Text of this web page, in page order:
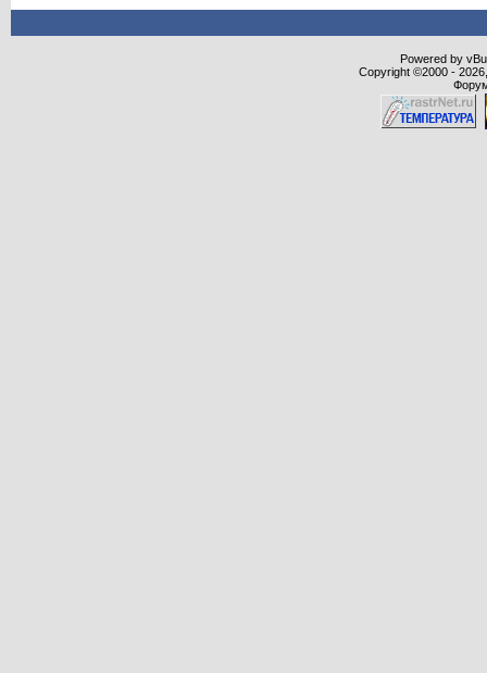
Powered by
Copyright ©2000 -